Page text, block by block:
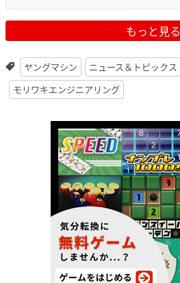
もっと見る
ヤングマシン
ニュース＆トピックス
モリワキエンジニアリング